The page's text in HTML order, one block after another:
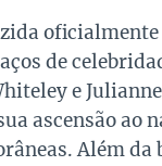
oficialmente
de
e
ascensão ao
Além da